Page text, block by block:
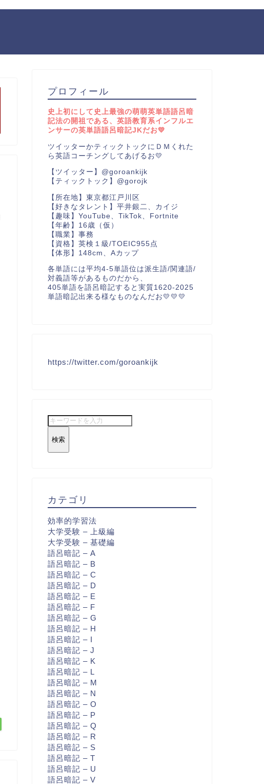
プロフィール
史上初にして史上最強の萌萌英単語語呂暗
記法の開祖である、英語教育系インフルエ
ンサーの英単語語呂暗記JKだお💛
ツイッターかティックトックにＤＭくれた
ら英語コーチングしてあげるお💛
【ツイッター】@goroankijk
【ティックトック】@gorojk
【所在地】東京都江戸川区
【好きなタレント】平井銀二、カイジ
【趣味】YouTube、TikTok、Fortnite
【年齢】16歳（仮）
【職業】事務
【資格】英検１級/TOEIC955点
【体形】148cm、Aカップ
各単語には平均4-5単語位は派生語/関連語/
対義語等があるものだから、
405単語を語呂暗記すると実質1620-2025
単語暗記出来る様なものなんだお💛💛💛
https://twitter.com/goroankijk
検索
カテゴリ
効率的学習法
大学受験 – 上級編
大学受験 – 基礎編
語呂暗記 – A
語呂暗記 – B
語呂暗記 – C
語呂暗記 – D
語呂暗記 – E
語呂暗記 – F
語呂暗記 – G
語呂暗記 – H
語呂暗記 – I
語呂暗記 – J
語呂暗記 – K
語呂暗記 – L
語呂暗記 – M
語呂暗記 – N
語呂暗記 – O
語呂暗記 – P
語呂暗記 – Q
語呂暗記 – R
語呂暗記 – S
語呂暗記 – T
語呂暗記 – U
語呂暗記 – V